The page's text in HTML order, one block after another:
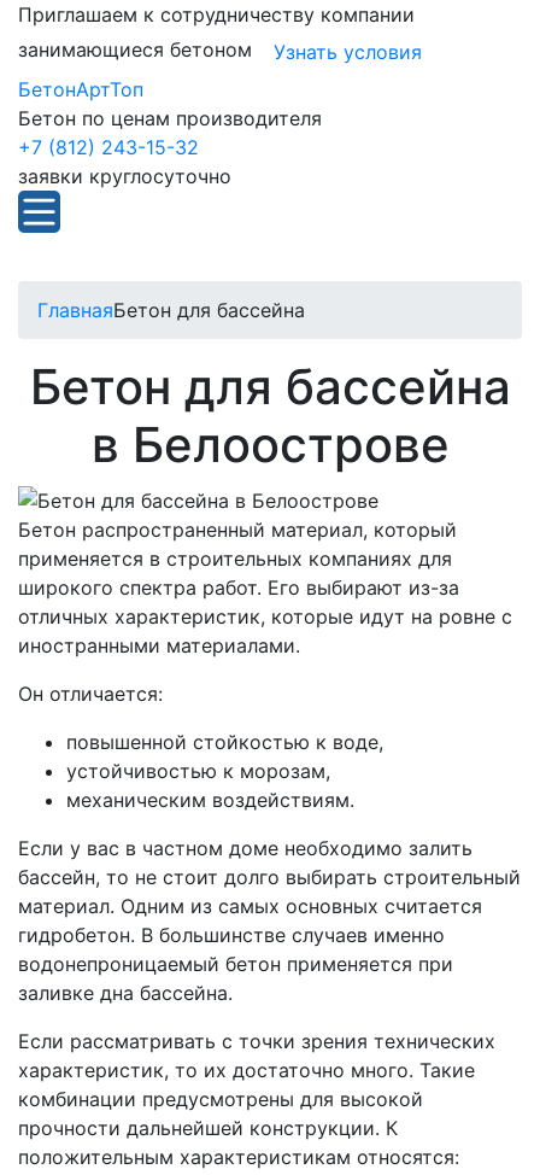
Приглашаем к сотрудничеству компании
занимающиеся бетоном
Узнать условия
БетонАртТоп
Бетон по ценам производителя
+7 (812) 243-15-32
заявки круглосуточно
ГлавнаяБетон для бассейна
Бетон для бассейна
в Белоострове
Бетон распространенный материал, который
применяется в строительных компаниях для
широкого спектра работ. Его выбирают из-за
отличных характеристик, которые идут на ровне с
иностранными материалами.
Он отличается:
повышенной стойкостью к воде,
устойчивостью к морозам,
механическим воздействиям.
Если у вас в частном доме необходимо залить
бассейн, то не стоит долго выбирать строительный
материал. Одним из самых основных считается
гидробетон. В большинстве случаев именно
водонепроницаемый бетон применяется при
заливке дна бассейна.
Если рассматривать с точки зрения технических
характеристик, то их достаточно много. Такие
комбинации предусмотрены для высокой
прочности дальнейшей конструкции. К
положительным характеристикам относятся: